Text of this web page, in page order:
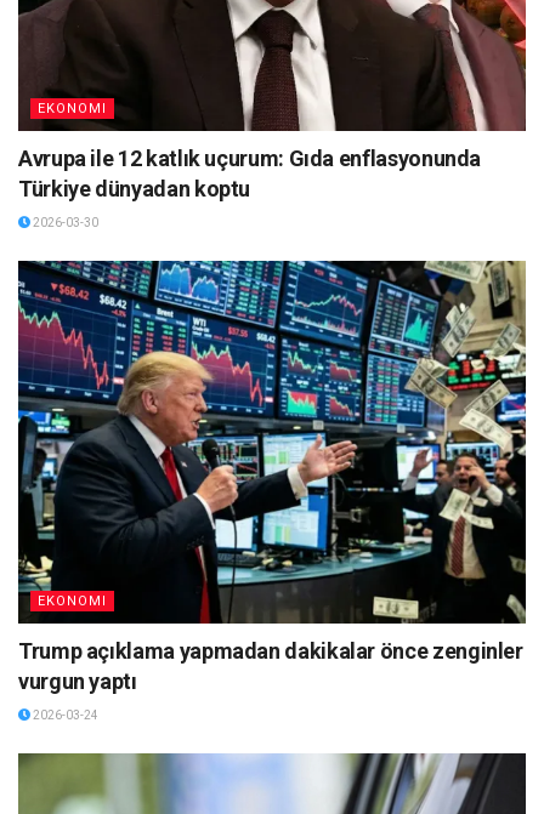
EKONOMI
Avrupa ile 12 katlık uçurum: Gıda enflasyonunda
Türkiye dünyadan koptu
2026-03-30
EKONOMI
Trump açıklama yapmadan dakikalar önce zenginler
vurgun yaptı
2026-03-24